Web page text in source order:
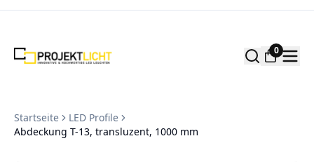
Zum Inhalt springen
0
Startseite
LED Profile
Abdeckung T-13, transluzent, 1000 mm